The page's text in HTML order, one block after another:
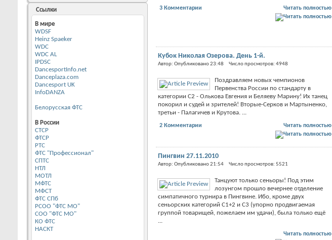
Ссылки
В мире
WDSF
Heinz Spaeker
WDC
WDC AL
IPDSC
DancesportInfo.net
Danceplaza.com
Dancesport UK
InfoDANZA
Белорусская ФТС
В России
CТСР
ФТСР
РТС
ФТС "Профессионал"
СПТС
НТЛ
МОТЛ
МФТС
МФСТ
ФТС СПб
РСОО "ФТС МО"
СОО "ФТС МО"
КО ФТС
НАСКТ
Читать полностью
3 Комментарии
Кубок Николая Озерова. День 1-й.
Автор: Опубликовано 23:48 Число просмотров: 4948
Поздравляем новых чемпионов
Первенства России по стандарту в
категории С2 - Олькова Евгения и Беляеву Марину! Их танец
покорил и судей и зрителей! Вторые-Серков и Мартыненко,
третьи - Палагичев и Крутова. ...
Читать полностью
2 Комментарии
Пингвин 27.11.2010
Автор: Опубликовано 21:54 Число просмотров: 5521
Танцуют только сеньоры! Под этим
лозунгом прошло вечернее отделение
симпатичного турнира в Пингвине. Ибо, кроме двух
сеньорских категорий С1+2 и С3 (упорно продвигаемая
группой товарищей, пожелаем им удачи), была только ещё
Читать полностью